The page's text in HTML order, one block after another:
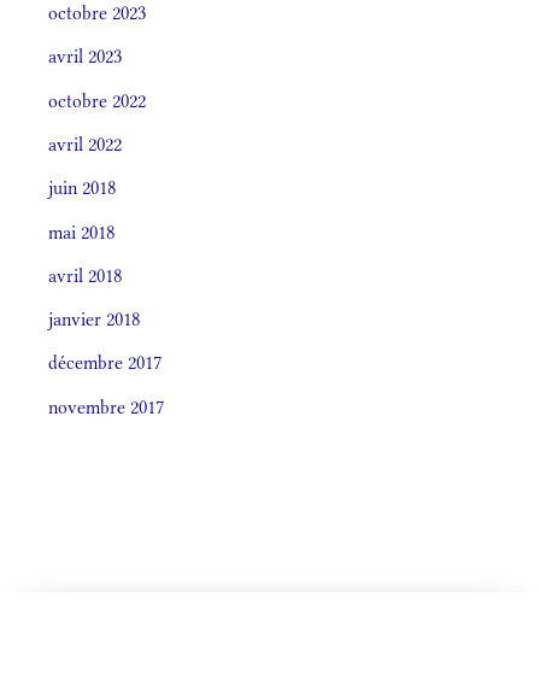
octobre 2023
avril 2023
octobre 2022
avril 2022
juin 2018
mai 2018
avril 2018
janvier 2018
décembre 2017
novembre 2017